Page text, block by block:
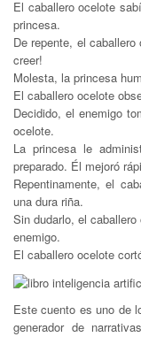
El caballero ocelote
princesa.
De repente, el
creer!
Molesta, la princesa
El caballero ocelote
Decidido, el enemigo
ocelote.
La princesa le
preparado. Él mejoró
Repentinamente, el
una dura riña.
Sin dudarlo, el
enemigo.
El caballero ocelote
Este cuento es uno de
generador de